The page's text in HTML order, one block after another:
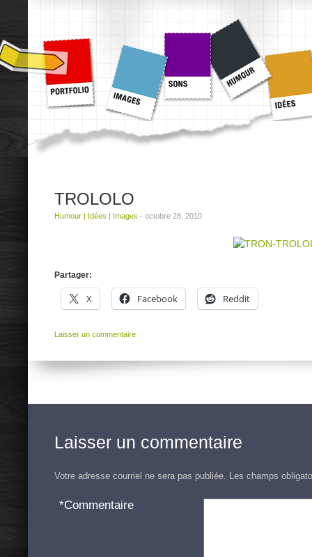
TROLOLO
Humour | Idées | Images - octobre 28, 2010
Partager:
X Facebook Reddit
Laisser un commentaire
Laisser un commentaire
Votre adresse courriel ne sera pas publiée. Les champs
Commentaire
*